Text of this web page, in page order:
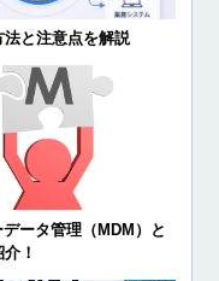
と注意点を解説
ータ管理（MDM）と
！